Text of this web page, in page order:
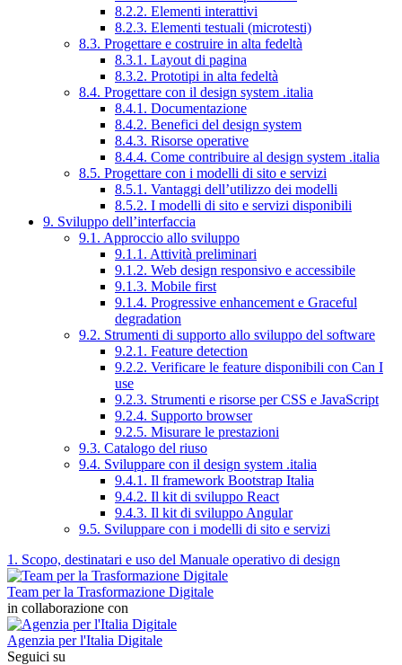
8.2.2. Elementi interattivi
8.2.3. Elementi testuali (microtesti)
8.3. Progettare e costruire in alta fedeltà
8.3.1. Layout di pagina
8.3.2. Prototipi in alta fedeltà
8.4. Progettare con il design system .italia
8.4.1. Documentazione
8.4.2. Benefici del design system
8.4.3. Risorse operative
8.4.4. Come contribuire al design system .italia
8.5. Progettare con i modelli di sito e servizi
8.5.1. Vantaggi dell’utilizzo dei modelli
8.5.2. I modelli di sito e servizi disponibili
9. Sviluppo dell’interfaccia
9.1. Approccio allo sviluppo
9.1.1. Attività preliminari
9.1.2. Web design responsivo e accessibile
9.1.3. Mobile first
9.1.4. Progressive enhancement e Graceful
degradation
9.2. Strumenti di supporto allo sviluppo del software
9.2.1. Feature detection
9.2.2. Verificare le feature disponibili con Can I
use
9.2.3. Strumenti e risorse per CSS e JavaScript
9.2.4. Supporto browser
9.2.5. Misurare le prestazioni
9.3. Catalogo del riuso
9.4. Sviluppare con il design system .italia
9.4.1. Il framework Bootstrap Italia
9.4.2. Il kit di sviluppo React
9.4.3. Il kit di sviluppo Angular
9.5. Sviluppare con i modelli di sito e servizi
1. Scopo, destinatari e uso del Manuale operativo di design
Team per la Trasformazione Digitale
in collaborazione con
Agenzia per l'Italia Digitale
Seguici su